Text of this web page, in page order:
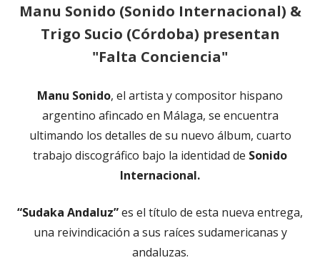
Manu Sonido (Sonido Internacional) &
Trigo Sucio (Córdoba) presentan
"Falta Conciencia"
Manu Sonido, el artista y compositor hispano
argentino afincado en Málaga, se encuentra
ultimando los detalles de su nuevo álbum, cuarto
trabajo discográfico bajo la identidad de Sonido
Internacional.
“Sudaka Andaluz”es el título de esta nueva entrega,
una reivindicación a sus raíces sudamericanas y
andaluzas.